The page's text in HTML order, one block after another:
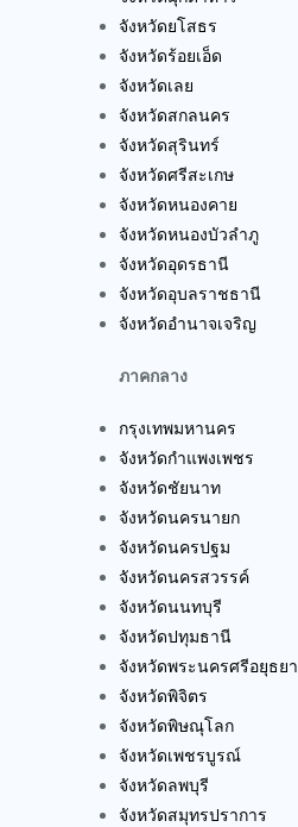
จังหวัดยโสธร
จังหวัดร้อยเอ็ด
จังหวัดเลย
จังหวัดสกลนคร
จังหวัดสุรินทร์
จังหวัดศรีสะเกษ
จังหวัดหนองคาย
จังหวัดหนองบัวลำภู
จังหวัดอุดรธานี
จังหวัดอุบลราชธานี
จังหวัดอำนาจเจริญ
ภาคกลาง
กรุงเทพมหานคร
จังหวัดกำแพงเพชร
จังหวัดชัยนาท
จังหวัดนครนายก
จังหวัดนครปฐม
จังหวัดนครสวรรค์
จังหวัดนนทบุรี
จังหวัดปทุมธานี
จังหวัดพระนครศรีอยุธยา
จังหวัดพิจิตร
จังหวัดพิษณุโลก
จังหวัดเพชรบูรณ์
จังหวัดลพบุรี
จังหวัดสมุทรปราการ